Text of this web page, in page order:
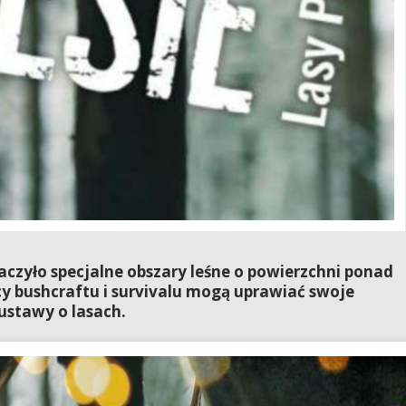
specjalne obszary leśne o powierzchni ponad
bushcraftu i survivalu mogą uprawiać swoje
o lasach.